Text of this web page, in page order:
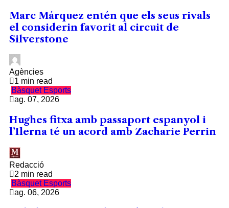
Marc Márquez entén que els seus rivals
el considerin favorit al circuit de
Silverstone
Agències
1 min read
Bàsquet Esports
ag. 07, 2026
Hughes fitxa amb passaport espanyol i
l’Ilerna té un acord amb Zacharie Perrin
Redacció
2 min read
Bàsquet Esports
ag. 06, 2026